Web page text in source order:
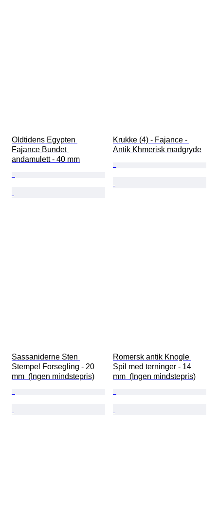
Oldtidens Egypten
Fajance Bundet
andamulett - 40 mm
Krukke (4) - Fajance -
Antik Khmerisk madgryde
Sassaniderne Sten
Stempel Forsegling - 20
mm  (Ingen mindstepris)
Romersk antik Knogle
Spil med terninger - 14
mm  (Ingen mindstepris)